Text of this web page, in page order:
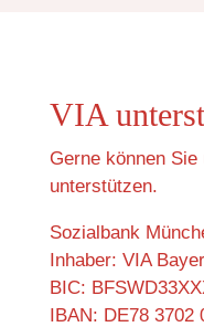
VIA
Gerne können
unterstützen.
Sozialbank
Inhaber: VIA
BIC:
IBAN: DE78 3702